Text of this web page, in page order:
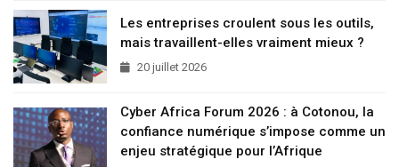
Les entreprises croulent sous les outils,
mais travaillent-elles vraiment mieux ?
20 juillet 2026
Cyber Africa Forum 2026 : à Cotonou, la
confiance numérique s’impose comme un
enjeu stratégique pour l’Afrique